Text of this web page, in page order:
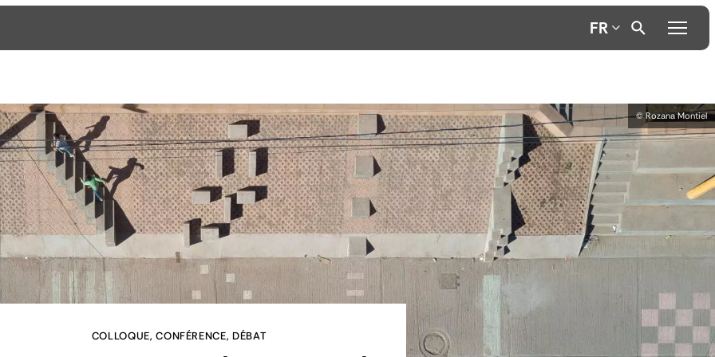
FR
© Rozana Montiel
COLLOQUE, CONFÉRENCE, DÉBAT